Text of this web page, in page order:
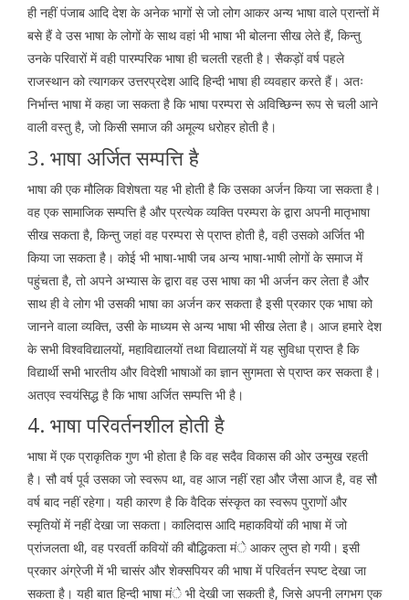
ही नहीं पंजाब आदि देश के अनेक भागों से जो लोग आकर अन्य भाषा वाले प्रान्तों में
बसे हैं वे उस भाषा के लोगों के साथ वहां भी भाषा भी बोलना सीख लेते हैं, किन्तु
उनके परिवारों में वही पारम्परिक भाषा ही चलती रहती है। सैकड़ों वर्ष पहले
राजस्थान को त्यागकर उत्तरप्रदेश आदि हिन्दी भाषा ही व्यवहार करते हैं। अतः
निर्भान्त भाषा में कहा जा सकता है कि भाषा परम्परा से अविच्छिन्न रूप से चली आने
वाली वस्तु है, जो किसी समाज की अमूल्य धरोहर होती है।
3. भाषा अर्जित सम्पत्ति है
भाषा की एक मौलिक विशेषता यह भी होती है कि उसका अर्जन किया जा सकता है।
वह एक सामाजिक सम्पत्ति है और प्रत्येक व्यक्ति परम्परा के द्वारा अपनी मातृभाषा
सीख सकता है, किन्तु जहां वह परम्परा से प्राप्त होती है, वही उसको अर्जित भी
किया जा सकता है। कोई भी भाषा-भाषी जब अन्य भाषा-भाषी लोगों के समाज में
पहुंचता है, तो अपने अभ्यास के द्वारा वह उस भाषा का भी अर्जन कर लेता है और
साथ ही वे लोग भी उसकी भाषा का अर्जन कर सकता है इसी प्रकार एक भाषा को
जानने वाला व्यक्ति, उसी के माध्यम से अन्य भाषा भी सीख लेता है। आज हमारे देश
के सभी विश्वविद्यालयों, महाविद्यालयों तथा विद्यालयों में यह सुविधा प्राप्त है कि
विद्यार्थी सभी भारतीय और विदेशी भाषाओं का ज्ञान सुगमता से प्राप्त कर सकता है।
अतएव स्वयंसिद्ध है कि भाषा अर्जित सम्पत्ति भी है।
4. भाषा परिवर्तनशील होती है
भाषा में एक प्राकृतिक गुण भी होता है कि वह सदैव विकास की ओर उन्मुख रहती
है। सौ वर्ष पूर्व उसका जो स्वरूप था, वह आज नहीं रहा और जैसा आज है, वह सौ
वर्ष बाद नहीं रहेगा। यही कारण है कि वैदिक संस्कृत का स्वरूप पुराणों और
स्मृतियों में नहीं देखा जा सकता। कालिदास आदि महाकवियों की भाषा में जो
प्रांजलता थी, वह परवर्ती कवियों की बौद्धिकता मंे आकर लुप्त हो गयी। इसी
प्रकार अंग्रेजी में भी चासंर और शेक्सपियर की भाषा में परिवर्तन स्पष्ट देखा जा
सकता है। यही बात हिन्दी भाषा मंे भी देखी जा सकती है, जिसे अपनी लगभग एक